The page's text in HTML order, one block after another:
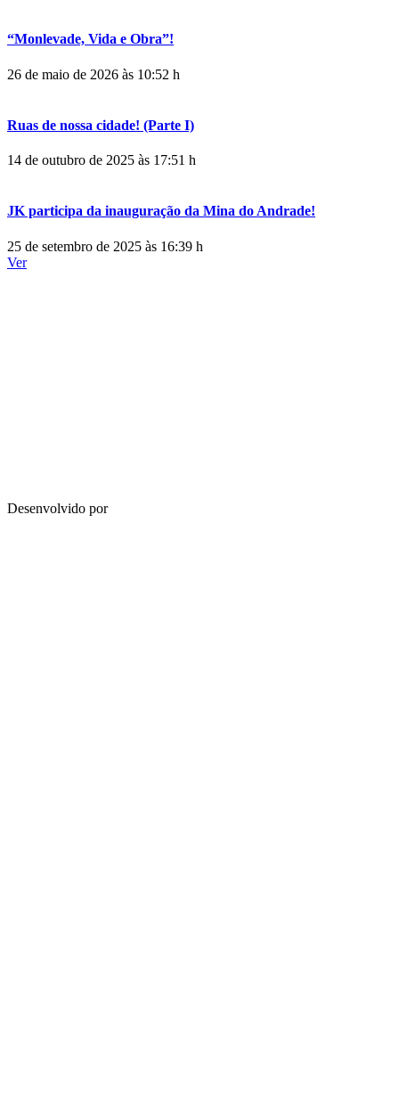
“Monlevade, Vida e Obra”!
26 de maio de 2026 às 10:52 h
Ruas de nossa cidade! (Parte I)
14 de outubro de 2025 às 17:51 h
JK participa da inauguração da Mina do Andrade!
25 de setembro de 2025 às 16:39 h
Ver
Desenvolvido por